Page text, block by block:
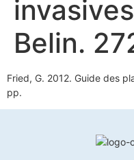
Belin.
Fried, G. 2012. Guide des
pp.